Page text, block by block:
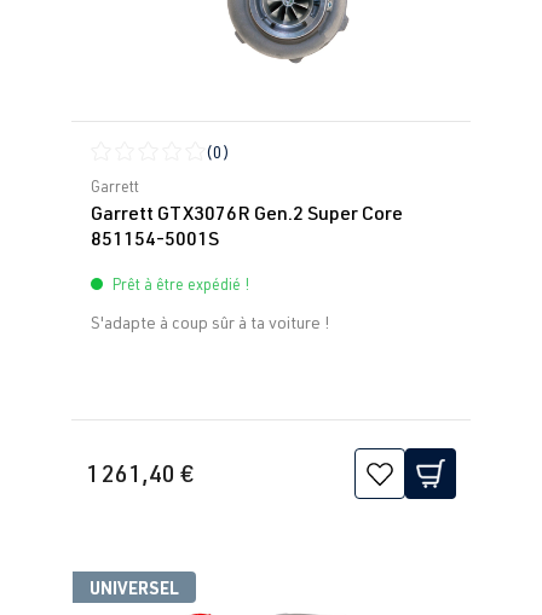
Note moyenne de 0 sur 5 étoiles
(0)
Garrett
Garrett GTX3076R Gen.2 Super Core
851154-5001S
Prêt à être expédié !
S'adapte à coup sûr à ta voiture !
1 261,40 €
UNIVERSEL